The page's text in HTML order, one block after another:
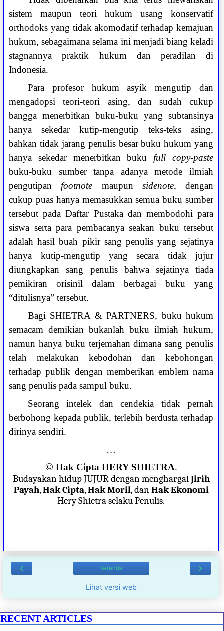
sistem maupun teori hukum usang konservatif
orthodoks yang tidak akomodatif terhadap kemajuan
hukum, sebagaimana selama ini menjadi biang keladi
stagnannya praktik hukum dan peradilan di
Indonesia.
Para profesor hukum asyik mengutip dan
mengadopsi teori-teori asing, dan sudah cukup
bangga menerbitkan buku-buku yang subtansinya
hanya sekedar kutip-mengutip teks-teks asing,
bahkan tidak jarang penulis besar buku hukum yang
hanya sekedar menerbitkan buku full copy-paste
buku-buku sumber tanpa adanya metode ilmiah
pengutipan footnote maupun sidenote, dengan
cukup puas hanya memasukkan semua buku sumber
tersebut pada Daftar Pustaka dan membodohi para
siswa serta para pembacanya seakan buku tersebut
adalah hasil buah pikir sang penulis yang sejatinya
hanya kutip-mengutip yang secara tidak jujur
diungkapkan sang penulis bahwa sejatinya tiada
pemikiran orisinil dalam berbagai buku yang
“ditulisnya” tersebut.
Bagi SHIETRA & PARTNERS, buku hukum
semacam demikian bukanlah buku ilmiah hukum,
namun hanya buku terjemahan dimana sang penulis
telah melakukan kebodohan dan kebohongan
terhadap publik dengan memberikan emblem nama
sang penulis pada sampul buku.
Seorang intelek dan cendekia tidak pernah
berbohong kepada publik, terlebih berdusta terhadap
dirinya sendiri.
…
© Hak Cipta HERY SHIETRA.
Budayakan hidup JUJUR dengan menghargaiJirih
Payah,Hak Cipta,Hak Moril, danHak Ekonomi
Hery Shietra selaku Penulis.
‹ ›
Beranda
Lihat versi web
RECENT ARTICLES